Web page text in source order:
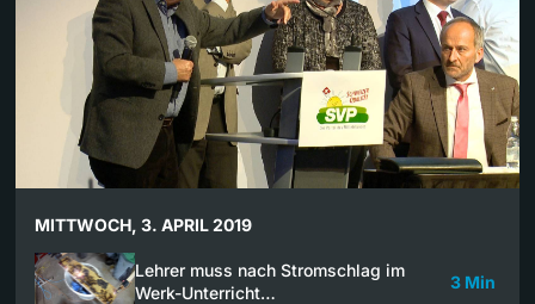
MITTWOCH, 3. APRIL 2019
Lehrer muss nach Stromschlag im
Werk-Unterricht…
3 Min